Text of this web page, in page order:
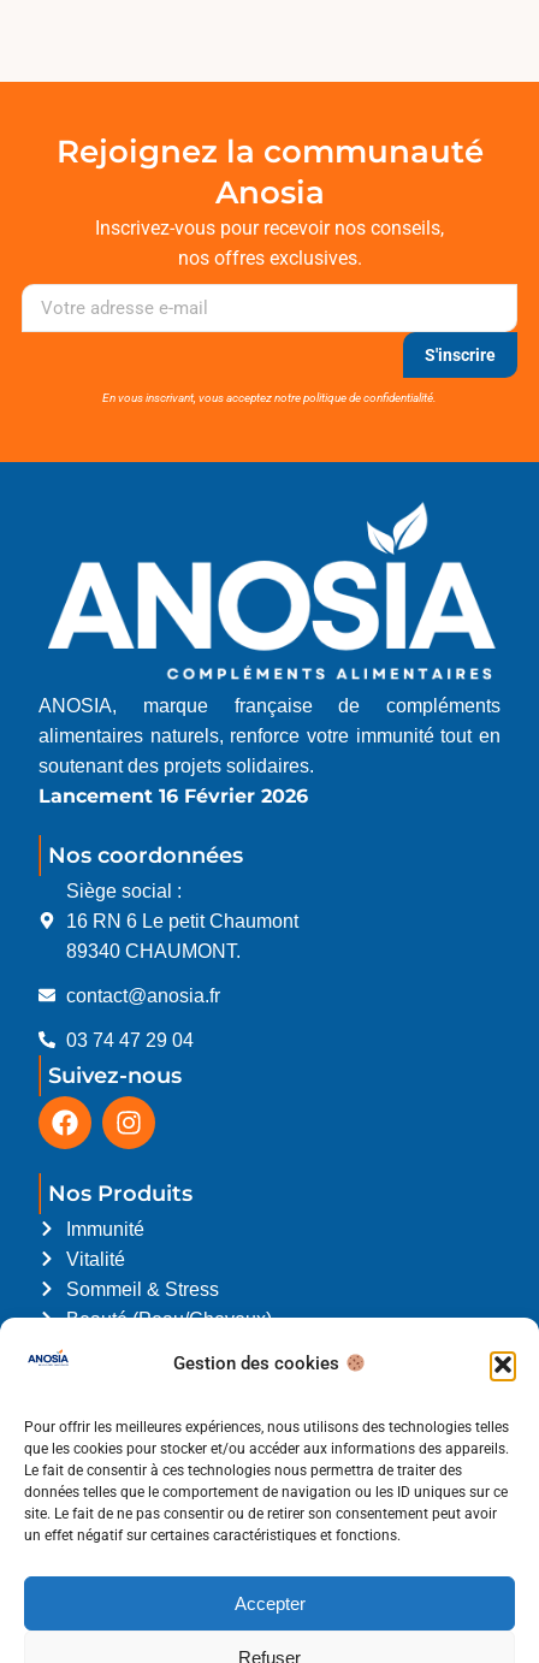
Gestion des cookies
Pour offrir les meilleures expériences, nous utilisons des technologies telles
que les cookies pour stocker et/ou accéder aux informations des appareils.
Le fait de consentir à ces technologies nous permettra de traiter des
données telles que le comportement de navigation ou les ID uniques sur ce
site. Le fait de ne pas consentir ou de retirer son consentement peut avoir
un effet négatif sur certaines caractéristiques et fonctions.
Accepter
Refuser
Rejoignez la communauté
Anosia
Inscrivez-vous pour recevoir nos conseils,
nos offres exclusives.
S'inscrire
En vous inscrivant, vous acceptez notre politique de confidentialité.
ANOSIA, marque française de compléments
alimentaires naturels, renforce votre immunité tout en
soutenant des projets solidaires.
Lancement 16 Février 2026
Nos coordonnées
Siège social :
16 RN 6 Le petit Chaumont
89340 CHAUMONT.
contact@anosia.fr
03 74 47 29 04
Suivez-nous
Nos Produits
Immunité
Vitalité
Sommeil & Stress
Beauté (Peau/Cheveux)
L'Association du Trimestre
pour en savoir plus.
Liens utiles
Qui sommes-nous ?
Pharmacies & Pro
Contact
Conditions Générales de Vente